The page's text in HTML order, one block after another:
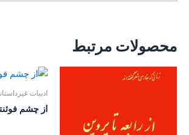
محصولات مرتبط
ادبیات
از چشم